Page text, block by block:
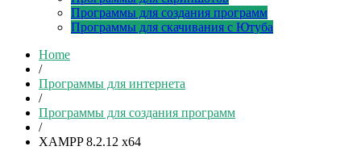
Программы для создания программ
Программы для скачивания с Ютуба
Home
/
Программы для интернета
/
Программы для создания программ
/
XAMPP 8.2.12 x64